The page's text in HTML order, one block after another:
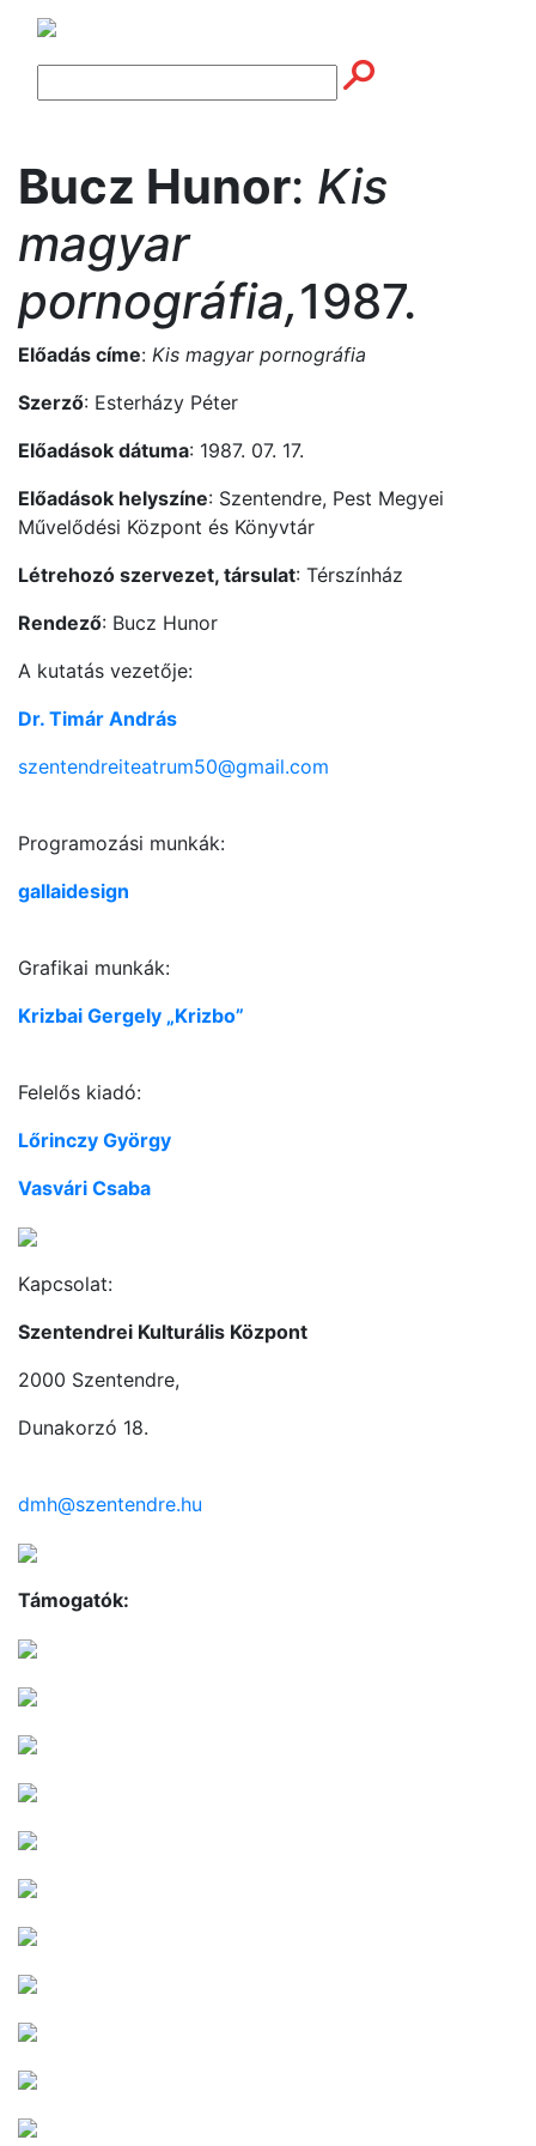
Bucz Hunor: Kis
magyar
pornográfia,1987.
Előadás címe: Kis magyar pornográfia
Szerző: Esterházy Péter
Előadások dátuma: 1987. 07. 17.
Előadások helyszíne: Szentendre, Pest Megyei
Művelődési Központ és Könyvtár
Létrehozó szervezet, társulat: Térszínház
Rendező: Bucz Hunor
A kutatás vezetője:
Dr. Timár András
szentendreiteatrum50@gmail.com
Programozási munkák:
gallaidesign
Grafikai munkák:
Krizbai Gergely „Krizbo”
Felelős kiadó:
Lőrinczy György
Vasvári Csaba
Kapcsolat:
Szentendrei Kulturális Központ
2000 Szentendre,
Dunakorzó 18.
dmh@szentendre.hu
Támogatók: